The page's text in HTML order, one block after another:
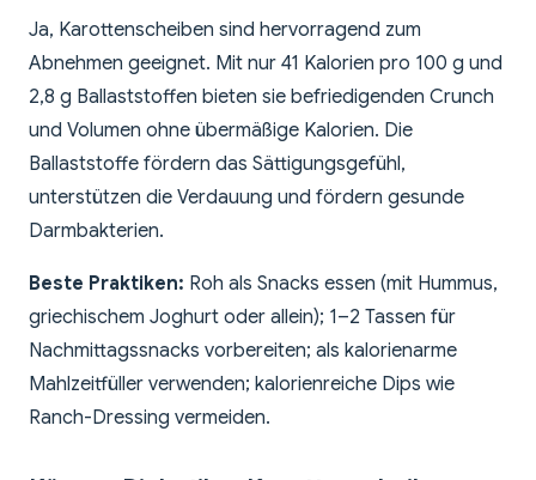
Ja, Karottenscheiben sind hervorragend zum
Abnehmen geeignet. Mit nur 41 Kalorien pro 100 g und
2,8 g Ballaststoffen bieten sie befriedigenden Crunch
und Volumen ohne übermäßige Kalorien. Die
Ballaststoffe fördern das Sättigungsgefühl,
unterstützen die Verdauung und fördern gesunde
Darmbakterien.
Beste Praktiken: Roh als Snacks essen (mit Hummus,
griechischem Joghurt oder allein); 1–2 Tassen für
Nachmittagssnacks vorbereiten; als kalorienarme
Mahlzeitfüller verwenden; kalorienreiche Dips wie
Ranch-Dressing vermeiden.